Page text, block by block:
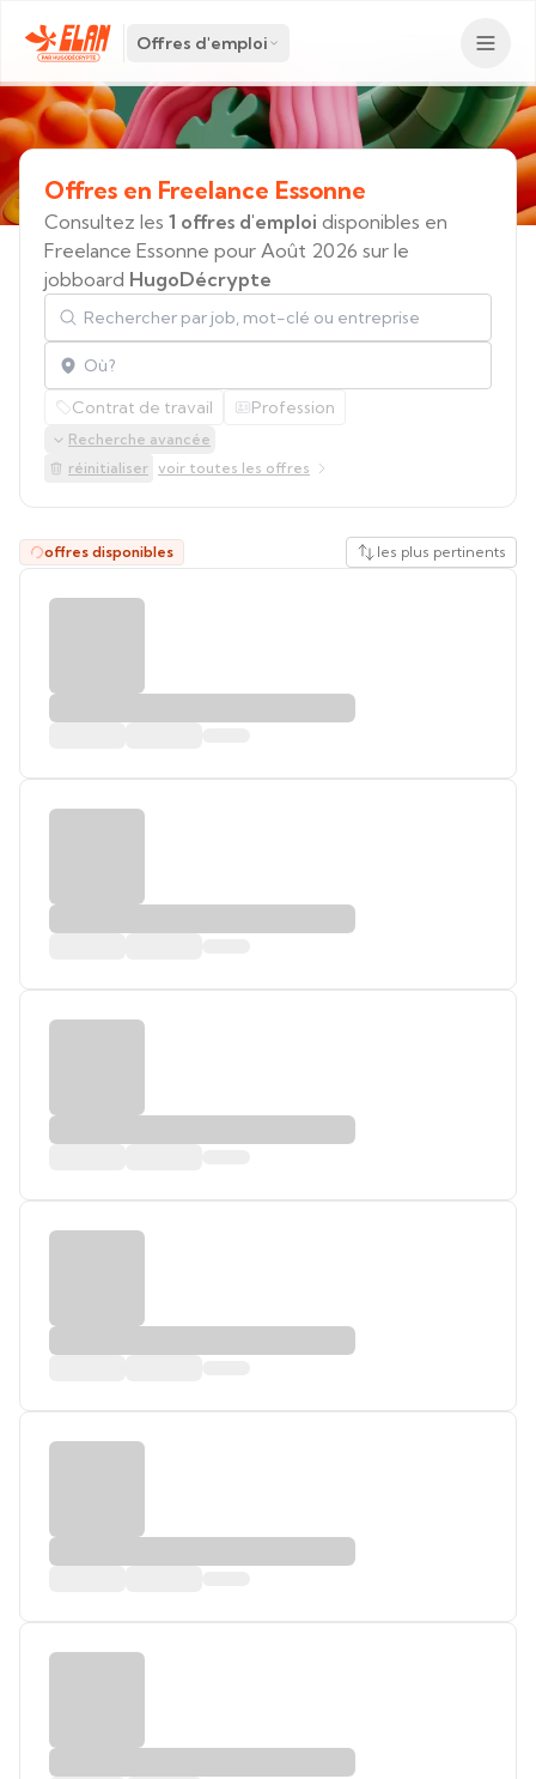
Offres d'emploi
Offres en Freelance Essonne
Consultez les 1 offres d'emploi disponibles en
Freelance Essonne pour Août 2026 sur le
jobboard HugoDécrypte
Rechercher par job, mot-clé ou entreprise
Localisation
Contrat de travail Profession
Recherche avancée
réinitialiser voir toutes les offres
offres disponibles les plus pertinents